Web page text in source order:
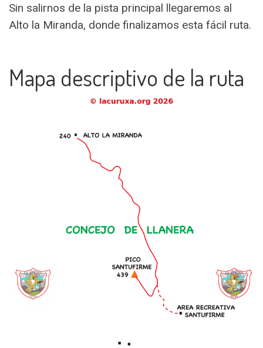
Sin salirnos de la pista principal llegaremos al
Alto la Miranda, donde finalizamos esta fácil ruta.
Mapa descriptivo de la ruta